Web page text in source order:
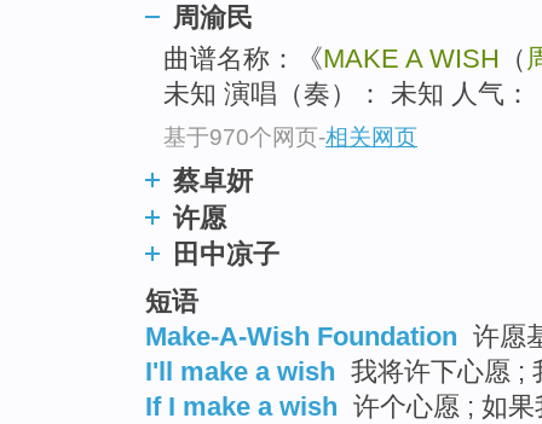
周渝民
曲谱名称：《MAKE A WISH （
未知 演唱（奏）： 未知 人气：
基于970个网页-相关网页
蔡卓妍
许愿
田中凉子
短语
Make-A-Wish Foundation 许愿
I'll make a wish 我将许下心愿 ;
If I make a wish 许个心愿 ; 如